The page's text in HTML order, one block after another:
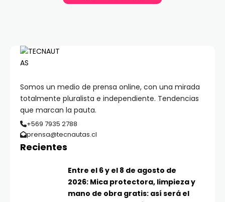
Somos un medio de prensa online, con una mirada
totalmente pluralista e independiente. Tendencias
que marcan la pauta.
+569 7935 2788
prensa@tecnautas.cl
Recientes
Entre el 6 y el 8 de agosto de
2026: Mica protectora, limpieza y
mano de obra gratis: así será el